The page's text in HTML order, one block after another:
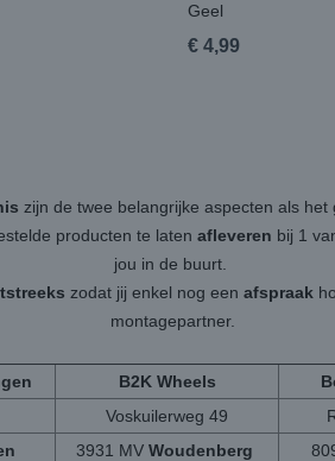
Geel
€ 4,99
zijn de twee belangrijke aspecten als
producten te laten afleveren bij 1
jou in de buurt.
zodat jij enkel nog een afspraak
montagepartner.
B2K Wheels
Voskuilerweg 49
3931 MV Woudenberg